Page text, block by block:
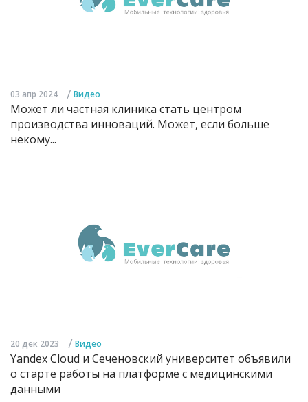
03 апр 2024 / Видео
Может ли частная клиника стать центром
производства инноваций. Может, если больше
некому...
20 дек 2023 / Видео
Yandex Cloud и Сеченовский университет объявили
о старте работы на платформе с медицинскими
данными